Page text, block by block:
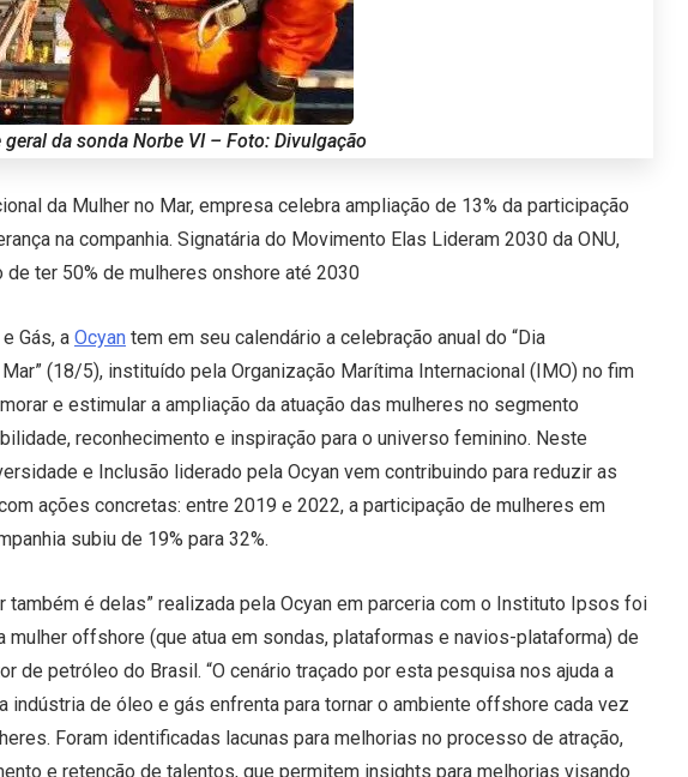
da sonda Norbe VI – Foto: Divulgação
da Mulher no Mar, empresa celebra ampliação de 13% da participação
na companhia. Signatária do Movimento Elas Lideram 2030 da ONU,
ter 50% de mulheres onshore até 2030
Gás, a Ocyan tem em seu calendário a celebração anual do “Dia
(18/5), instituído pela Organização Marítima Internacional (IMO) no fim
e estimular a ampliação da atuação das mulheres no segmento
reconhecimento e inspiração para o universo feminino. Neste
e Inclusão liderado pela Ocyan vem contribuindo para reduzir as
ações concretas: entre 2019 e 2022, a participação de mulheres em
subiu de 19% para 32%.
também é delas” realizada pela Ocyan em parceria com o Instituto Ipsos foi
mulher offshore (que atua em sondas, plataformas e navios-plataforma) de
de petróleo do Brasil. “O cenário traçado por esta pesquisa nos ajuda a
indústria de óleo e gás enfrenta para tornar o ambiente offshore cada vez
Foram identificadas lacunas para melhorias no processo de atração,
e retenção de talentos, que permitem insights para melhorias visando